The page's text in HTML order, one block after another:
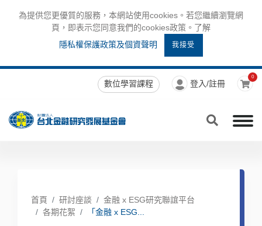
為提供您更優質的服務，本網站使用cookies。若您繼續瀏覽網
頁，即表示您同意我們的cookies政策。了解
隱私權保護政策及個資聲明
我接受
數位學習課程 登入/註冊
0
首頁 研討座談
金融 x ESG研究聯誼平台
各期花絮
「金融 x ESG...